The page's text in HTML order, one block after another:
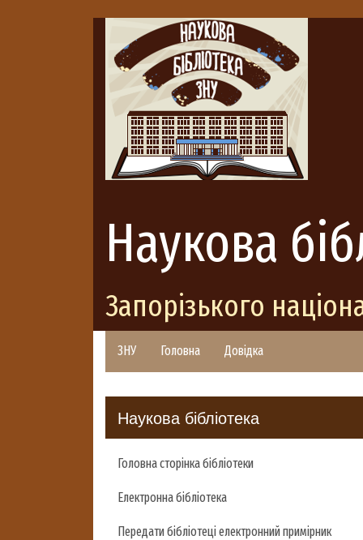
Наукова
Запорізького
ЗНУ Головна Довідка
Наукова бібліотека
Головна сторінка бібліотеки
Електронна бібліотека
Передати бібліотеці електронний примірник